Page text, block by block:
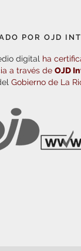
POR OJD
digital ha
a través deOJD
Gobierno de La